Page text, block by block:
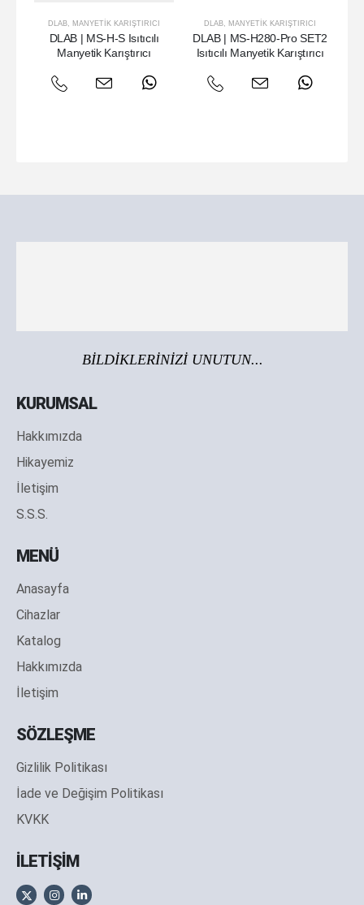
DLAB MANYETIK KARIŞTIRICI
DLAB | MS-H-S Isıtıcılı
Manyetik Karıştırıcı
DLAB MANYETIK KARIŞTIRICI
DLAB | MS-H280-Pro SET2
Isıtıcılı Manyetik Karıştırıcı
BİLDİKLERİNİZİ UNUTUN...
KURUMSAL
Hakkımızda
Hikayemiz
İletişim
S.S.S.
MENÜ
Anasayfa
Cihazlar
Katalog
Hakkımızda
İletişim
SÖZLEŞME
Gizlilik Politikası
İade ve Değişim Politikası
KVKK
İLETİŞİM